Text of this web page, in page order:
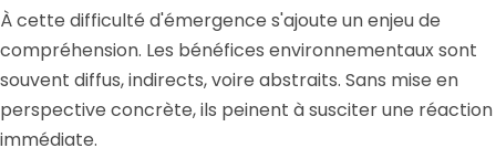
À cette difficulté d'émergence s'ajoute un enjeu de
compréhension. Les bénéfices environnementaux sont
souvent diffus, indirects, voire abstraits. Sans mise en
perspective concrète, ils peinent à susciter une réaction
immédiate.